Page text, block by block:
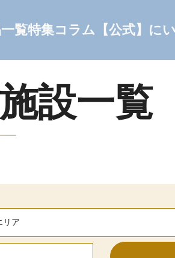
覧特集コラム 【公式】に
設一覧